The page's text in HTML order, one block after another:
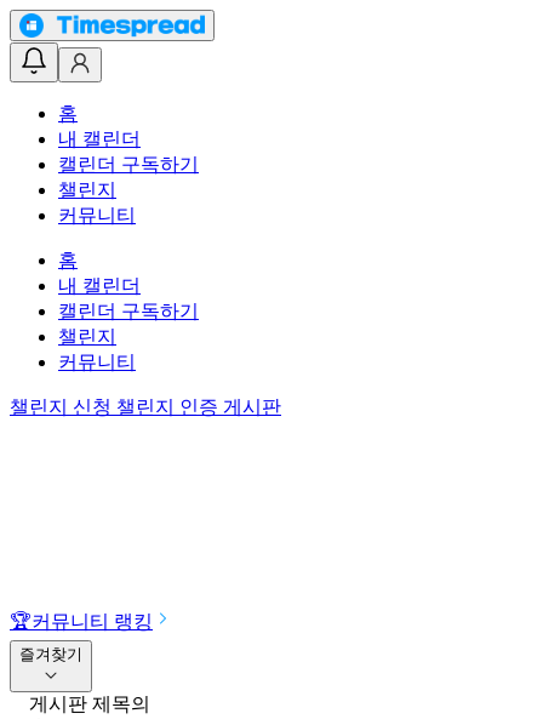
홈
내 캘린더
캘린더 구독하기
챌린지
커뮤니티
홈
내 캘린더
캘린더 구독하기
챌린지
커뮤니티
챌린지 신청 챌린지 인증 게시판
🏆커뮤니티 랭킹
즐겨찾기
게시판 제목의